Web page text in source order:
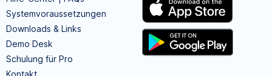
Systemvoraussetzungen
Downloads & Links
Demo Desk
Schulung für Pro
Kontakt